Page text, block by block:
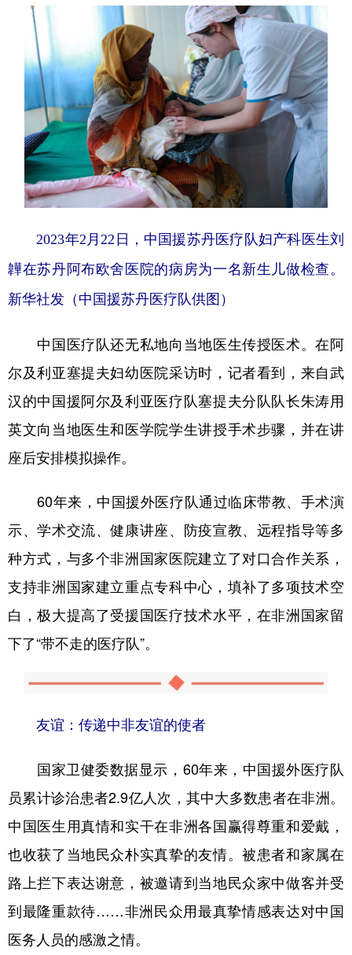
2023年2月22日，中国援苏丹医疗队妇产科医生刘
韡在苏丹阿布欧舍医院的病房为一名新生儿做检查。
新华社发（中国援苏丹医疗队供图）
中国医疗队还无私地向当地医生传授医术。在阿
尔及利亚塞提夫妇幼医院采访时，记者看到，来自武
汉的中国援阿尔及利亚医疗队塞提夫分队队长朱涛用
英文向当地医生和医学院学生讲授手术步骤，并在讲
座后安排模拟操作。
60年来，中国援外医疗队通过临床带教、手术演
示、学术交流、健康讲座、防疫宣教、远程指导等多
种方式，与多个非洲国家医院建立了对口合作关系，
支持非洲国家建立重点专科中心，填补了多项技术空
白，极大提高了受援国医疗技术水平，在非洲国家留
下了“带不走的医疗队”。
友谊：传递中非友谊的使者
国家卫健委数据显示，60年来，中国援外医疗队
员累计诊治患者2.9亿人次，其中大多数患者在非洲。
中国医生用真情和实干在非洲各国赢得尊重和爱戴，
也收获了当地民众朴实真挚的友情。被患者和家属在
路上拦下表达谢意，被邀请到当地民众家中做客并受
到最隆重款待……非洲民众用最真挚情感表达对中国
医务人员的感激之情。